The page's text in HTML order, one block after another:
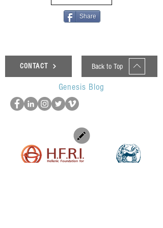
Share
CONTACT Back to Top
Genesis Blog